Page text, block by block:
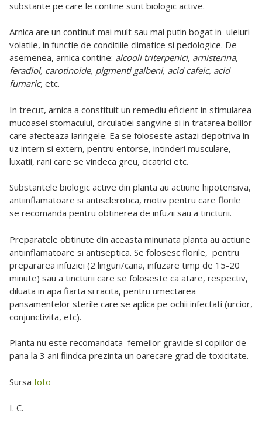
substante pe care le contine sunt biologic active.
Arnica are un continut mai mult sau mai putin bogat in uleiuri
volatile, in functie de conditiile climatice si pedologice. De
asemenea, arnica contine: alcooli triterpenici, arnisterina,
feradiol, carotinoide, pigmenti galbeni, acid cafeic, acid
fumaric, etc.
In trecut, arnica a constituit un remediu eficient in stimularea
mucoasei stomacului, circulatiei sangvine si in tratarea bolilor
care afecteaza laringele. Ea se foloseste astazi depotriva in
uz intern si extern, pentru entorse, intinderi musculare,
luxatii, rani care se vindeca greu, cicatrici etc.
Substantele biologic active din planta au actiune hipotensiva,
antiinflamatoare si antisclerotica, motiv pentru care florile
se recomanda pentru obtinerea de infuzii sau a tincturii.
Preparatele obtinute din aceasta minunata planta au actiune
antiinflamatoare si antiseptica. Se folosesc florile, pentru
prepararea infuziei (2 linguri/cana, infuzare timp de 15-20
minute) sau a tincturii care se foloseste ca atare, respectiv,
diluata in apa fiarta si racita, pentru umectarea
pansamentelor sterile care se aplica pe ochii infectati (urcior,
conjunctivita, etc).
Planta nu este recomandata femeilor gravide si copiilor de
pana la 3 ani fiindca prezinta un oarecare grad de toxicitate.
Sursa foto
I. C.